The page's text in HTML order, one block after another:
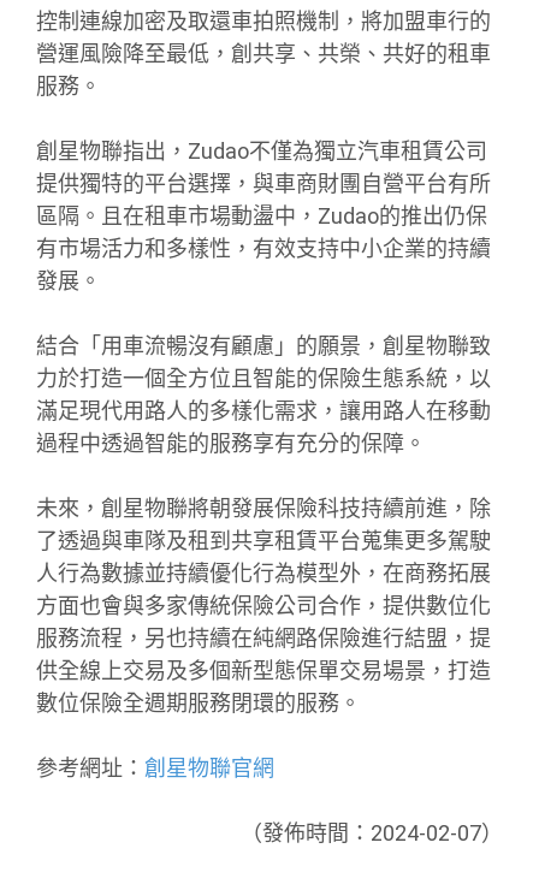
控制連線加密及取還車拍照機制，將加盟車行的
營運風險降至最低，創共享、共榮、共好的租車
服務。
創星物聯指出，Zudao不僅為獨立汽車租賃公司
提供獨特的平台選擇，與車商財團自營平台有所
區隔。且在租車市場動盪中，Zudao的推出仍保
有市場活力和多樣性，有效支持中小企業的持續
發展。
結合「用車流暢沒有顧慮」的願景，創星物聯致
力於打造一個全方位且智能的保險生態系統，以
滿足現代用路人的多樣化需求，讓用路人在移動
過程中透過智能的服務享有充分的保障。
未來，創星物聯將朝發展保險科技持續前進，除
了透過與車隊及租到共享租賃平台蒐集更多駕駛
人行為數據並持續優化行為模型外，在商務拓展
方面也會與多家傳統保險公司合作，提供數位化
服務流程，另也持續在純網路保險進行結盟，提
供全線上交易及多個新型態保單交易場景，打造
數位保險全週期服務閉環的服務。
參考網址： 創星物聯官網
（發佈時間：2024-02-07）